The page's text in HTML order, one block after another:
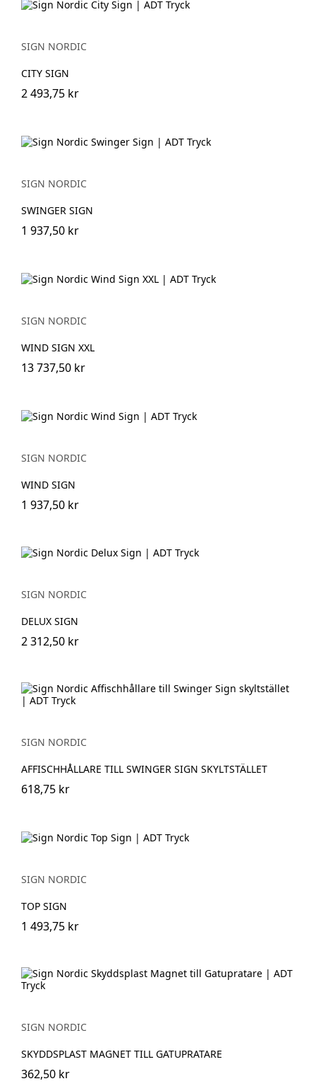
SIGN NORDIC
CITY SIGN
2 493,75 kr
SIGN NORDIC
SWINGER SIGN
1 937,50 kr
SIGN NORDIC
WIND SIGN XXL
13 737,50 kr
SIGN NORDIC
WIND SIGN
1 937,50 kr
SIGN NORDIC
DELUX SIGN
2 312,50 kr
SIGN NORDIC
AFFISCHHÅLLARE TILL SWINGER SIGN SKYLTSTÄLLET
618,75 kr
SIGN NORDIC
TOP SIGN
1 493,75 kr
SIGN NORDIC
SKYDDSPLAST MAGNET TILL GATUPRATARE
362,50 kr